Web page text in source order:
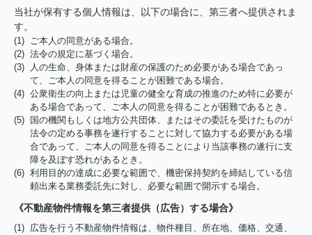
当社が保有する個人情報は、以下の場合に、第三者へ提供されま
す。
(1) ご本人の同意がある場合。
(2) 法令の規定に基づく場合。
(3) 人の生命、身体または財産の保護のため必要がある場合であっ
て、ご本人の同意を得ることが困難である場合。
(4) 公衆衛生の向上または児童の健全な育成の推進のため特に必要が
ある場合であって、ご本人の同意を得ることが困難であるとき。
(5) 国の機関もしくは地方公共団体、またはその委託を受けたものが
法令の定める事務を遂行することに対して協力する必要がある場
合であって、ご本人の同意を得ることにより当該事務の遂行に支
障を及ぼす恐れがあるとき。
(6) 利用目的の達成に必要な範囲で、機密保持契約を締結している信
頼出来る業務委託先に対し、必要な範囲で開示する場合。
《不動産物件情報を第三者提供（広告）する場合》
(1) 広告を行う不動産物件情報は、物件種目、所在地、価格、交通、